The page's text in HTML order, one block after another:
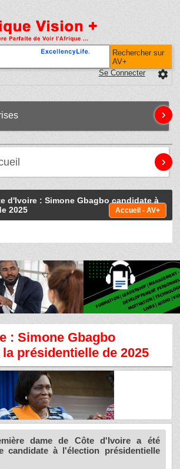
Rechercher sur
AV+
settings
Se Connecter
›
›
d'Ivoire : Simone Gbagbo candidate à
2025
Accueil - AV+
: Simone Gbagbo
présidentielle de 2025
dame de Côte d'Ivoire a été
candidate à l'élection présidentielle